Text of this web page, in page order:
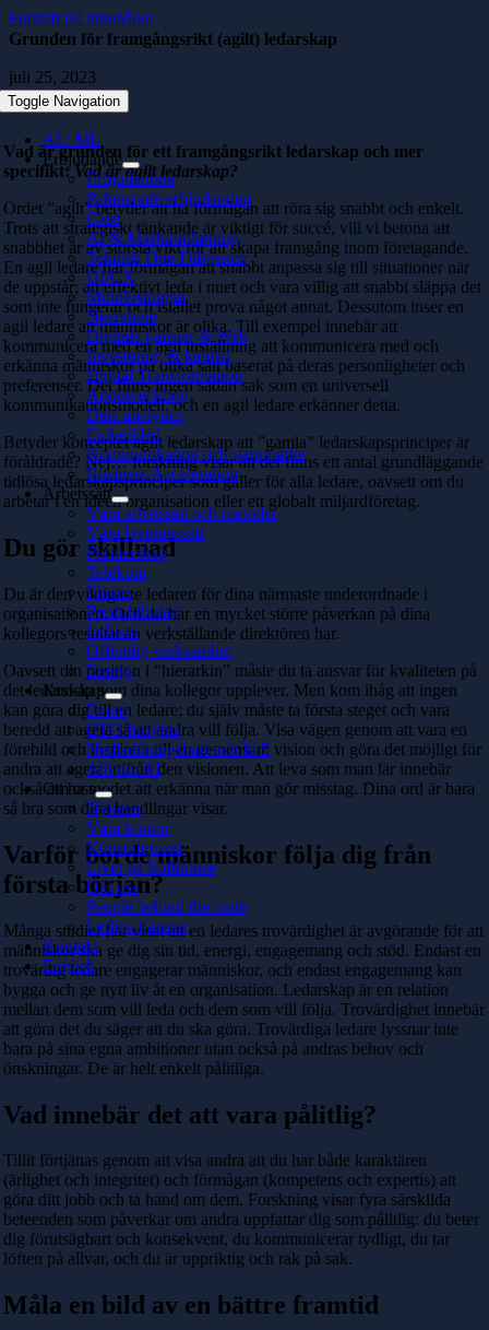
Fortsätt till innehållet
Toggle Navigation
AI / ML
Erbjudande
Erbjudanden
Paketerade erbjudanden
Case
AI & Maskininlärning
Teknisk Due Diligence
UI/UX
Molnlösningar
Nearshore
Digitala tjänster & Web
Investering & kapital
Digital Transformation
Apputveckling
Data analytics
Embedded
Kommunikation och varumärke
Business Acceleration
Arbetssätt
Våra arbetssätt och metoder
Våra leveranssätt
Partnerskap
Telekom
Finans
Produktbolag
Industri
Offentlig verksamhet
Energi
Kunskap
Event
CTO Insights
Nedladdningsbart och In 5
Allt om AI
Om oss
Nyheter
Våra kontor
Konsultquizet
Livet på Softhouse
Om oss
People behind the code
Lediga tjänster
Kontakt
English
Grunden för framgångsrikt (agilt) ledarskap
juli 25, 2023
Vad är grunden för ett framgångsrikt ledarskap och mer
specifikt:Vad är agilt ledarskap?
Ordet ”agilt” betyder att ha förmågan att röra sig snabbt och enkelt.
Trots att strategiskt tänkande är viktigt för succé, vill vi betona att
snabbhet är av största vikt för att skapa framgång inom företagande.
En agil ledare har förmågan att snabbt anpassa sig till situationer när
de uppstår; att effektivt leda i nuet och vara villig att snabbt släppa det
som inte fungerar och istället prova något annat. Dessutom inser en
agil ledare att människor är olika. Till exempel innebär att
kommunicera med en agil inställning att kommunicera med och
erkänna människor på olika sätt baserat på deras personligheter och
preferenser. Det finns ingen sådan sak som en universell
kommunikationsmodell, och en agil ledare erkänner detta.
Betyder konceptet agilt ledarskap att ”gamla” ledarskapsprinciper är
föråldrade? Nej… forskning visar att det finns ett antal grundläggande
tidlösa ledarskapsprinciper som gäller för alla ledare, oavsett om du
arbetar i en ideell organisation eller ett globalt miljardföretag.
Du gör skillnad
Du är den viktigaste ledaren för dina närmaste underordnade i
organisationen. Och du har en mycket större påverkan på dina
kollegors resultat än verkställande direktören har.
Oavsett din position i “hierarkin” måste du ta ansvar för kvaliteten på
det ledarskap som dina kollegor upplever. Men kom ihåg att ingen
kan göra dig till en ledare; du själv måste ta första steget och vara
beredd att agera så att andra vill följa. Visa vägen genom att vara en
förebild och inspirera till en gemensam vision och göra det möjligt för
andra att agera utifrån den visionen. Att leva som man lär innebär
också att ha modet att erkänna när man gör misstag. Dina ord är bara
så bra som dina handlingar visar.
Varför borde människor följa dig från
första början?
Många studier har visat att en ledares trovärdighet är avgörande för att
människor ska ge dig sin tid, energi, engagemang och stöd. Endast en
trovärdig ledare engagerar människor, och endast engagemang kan
bygga och ge nytt liv åt en organisation. Ledarskap är en relation
mellan dem som vill leda och dem som vill följa. Trovärdighet innebär
att göra det du säger att du ska göra. Trovärdiga ledare lyssnar inte
bara på sina egna ambitioner utan också på andras behov och
önskningar. De är helt enkelt pålitliga.
Vad innebär det att vara pålitlig?
Tillit förtjänas genom att visa andra att du har både karaktären
(ärlighet och integritet) och förmågan (kompetens och expertis) att
göra ditt jobb och ta hand om dem. Forskning visar fyra särskilda
beteenden som påverkar om andra uppfattar dig som pålitlig: du beter
dig förutsägbart och konsekvent, du kommunicerar tydligt, du tar
löften på allvar, och du är uppriktig och rak på sak.
Måla en bild av en bättre framtid